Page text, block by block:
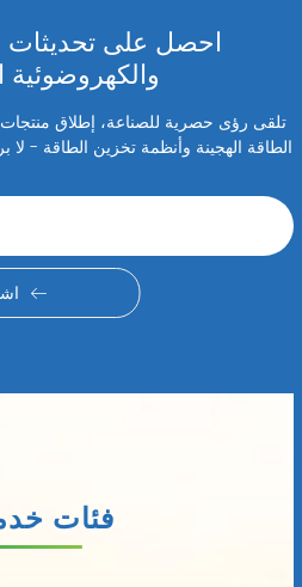
احصل على تحديثات
والكهروضوئية
تلقى رؤى حصرية للصناعة، إطلاق منتجات
الطاقة الهجينة وأنظمة تخزين الطاقة -
فئات